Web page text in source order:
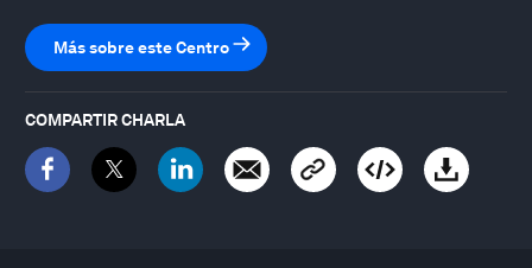
Más sobre este Centro
COMPARTIR CHARLA